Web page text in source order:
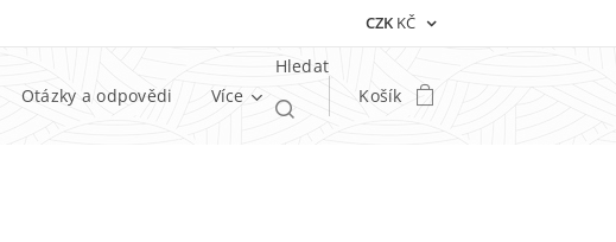
CZK KČ
Otázky a odpovědi Více
Hledat
Košík